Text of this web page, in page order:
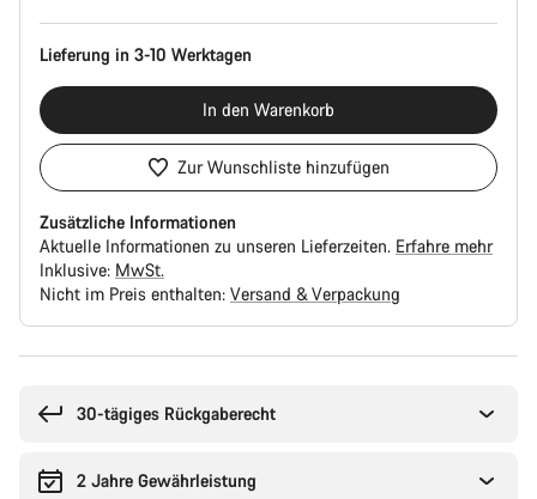
Lieferung in 3-10 Werktagen
In den Warenkorb
Zur Wunschliste hinzufügen
Zusätzliche Informationen
Aktuelle Informationen zu unseren Lieferzeiten. Erfahre mehr
Inklusive: MwSt.
Nicht im Preis enthalten: Versand & Verpackung
30-tägiges Rückgaberecht
2 Jahre Gewährleistung